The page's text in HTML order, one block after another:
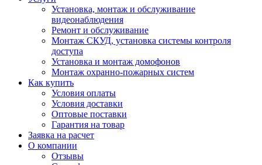
Установка, монтаж и обслуживание
видеонаблюдения
Ремонт и обслуживание
Монтаж СКУД, установка системы контроля
доступа
Установка и монтаж домофонов
Монтаж охранно-пожарных систем
Как купить
Условия оплаты
Условия доставки
Оптовые поставки
Гарантия на товар
Заявка на расчет
О компании
Отзывы